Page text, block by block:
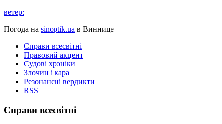
ветер:
Погода на sinoptik.ua в Виннице
Справи всесвітні
Правовий акцент
Судові хроніки
Злочин і кара
Резонансні вердикти
RSS
Справи всесвітні